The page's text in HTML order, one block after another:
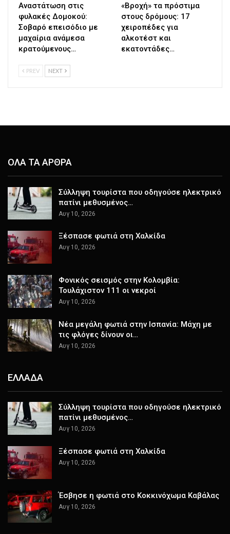
Αναστάτωση στις
φυλακές Δομοκού:
Σοβαρό επεισόδιο με
μαχαίρια ανάμεσα
κρατούμενους…
«Βροχή» τα πρόστιμα
στους δρόμους: 17
χειροπέδες για
αλκοτέστ και
εκατοντάδες…
PREV NEXT
ΟΛΑ ΤΑ ΑΡΘΡΑ
Σύλληψη τουρίστα που οδηγούσε ηλεκτρικό
πατίνι μεθυσμένος…
Αυγ 10, 2026
Ξέσπασε φωτιά στη Χαλκίδα
Αυγ 10, 2026
Φονικός σεισμός στην Κολομβία:
Τουλάχιστον 111 οι νεκροί
Αυγ 10, 2026
Νέα μεγάλη φωτιά στην Ισπανία: Μάχη με
τις φλόγες δίνουν οι…
Αυγ 10, 2026
ΕΛΛΑΔΑ
Σύλληψη τουρίστα που οδηγούσε ηλεκτρικό
πατίνι μεθυσμένος…
Αυγ 10, 2026
Ξέσπασε φωτιά στη Χαλκίδα
Αυγ 10, 2026
Έσβησε η φωτιά στο Κοκκινόχωμα Καβάλας
Αυγ 10, 2026